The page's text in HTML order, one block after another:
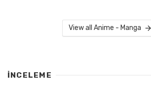
View all Anime - Manga
İNCELEME